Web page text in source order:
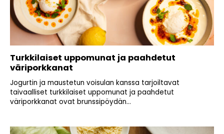
Turkkilaiset uppomunat ja paahdetut
väriporkkanat
Jogurtin ja maustetun voisulan kanssa tarjoiltavat
taivaalliset turkkilaiset uppomunat ja paahdetut
väriporkkanat ovat brunssipöydän...